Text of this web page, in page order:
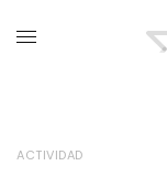
ACTIVIDAD